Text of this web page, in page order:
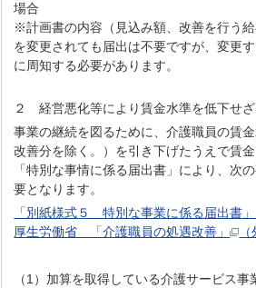
場合
※計画書の内容（見込み額、改善を行う給
を変更されても届出は不要ですが、変更
に周知する必要があります。
２ 経営悪化等により賃金水準を低下せ
事業の継続を図るために、介護職員の賃
改善分を除く。）を引き下げたうえで賃金
「特別な事情に係る届出書」により、次
要となります。
「別紙様式５ 特別な事業に係る届出書
厚生労働省 「介護職員の処遇改善」
（1）加算を取得している介護サービス